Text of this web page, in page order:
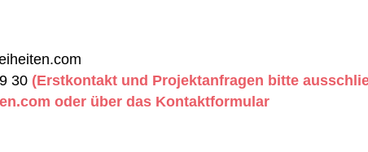
30 (Erstkontakt und Projektanfragen bitte
oder über das Kontaktformular